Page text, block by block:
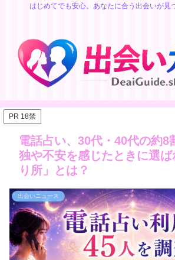
はじめてでも安心。あなたに合う出会いが見
PR 18禁
電話占い、30代・40代の約8
独や不安を感じたときに選
り所」とは？
出会いニュース